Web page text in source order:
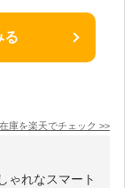
る
庫を楽天でチェック >>
ゃれなスマート